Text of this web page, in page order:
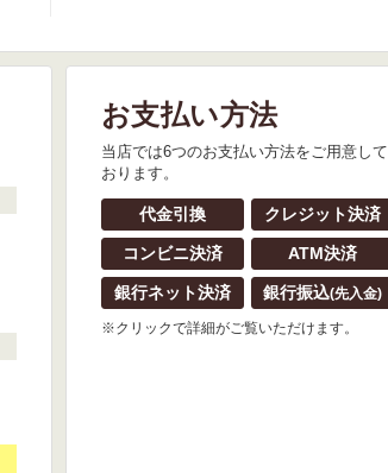
お支払い方法
当店では6つのお支払い方法をご用意して
おります。
代金引換 クレジット決済
コンビニ決済 ATM決済
銀行ネット決済 銀行振込(先入金)
※クリックで詳細がご覧いただけます。